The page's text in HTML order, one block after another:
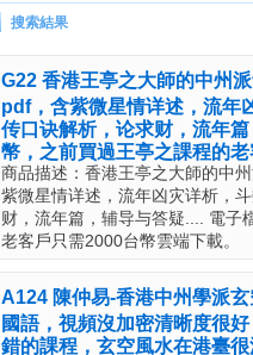
搜索結果
G22 香港王亭之大師的中州
pdf，含紫微星情详述，流年
传口诀解析，论求财，流年
幣，之前買過王亭之課程的
商品描述：香港王亭之大師的中
紫微星情详述，流年凶灾详析，
财，流年篇，辅导与答疑.... 電子
老客戶只需2000台幣雲端下載。
A124 陳仲易-香港中州學派
國語，視頻沒加密清晰度很
錯的課程，玄空風水在港臺